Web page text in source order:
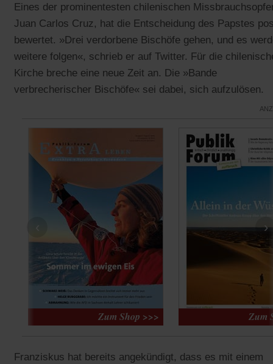
Eines der prominentesten chilenischen
Juan Carlos Cruz, hat die Entscheidung des Papstes
bewertet. »Drei verdorbene Bischöfe gehen, und es
weitere folgen«, schrieb er auf Twitter. Für die
Kirche breche eine neue Zeit an. Die »Bande
verbrecherischer Bischöfe« sei dabei, sich aufzulösen.
‹ ›
Franziskus hat bereits angekündigt, dass es mit einem